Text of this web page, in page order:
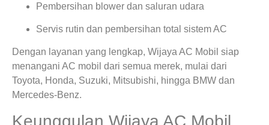
Pembersihan blower dan saluran udara
Servis rutin dan pembersihan total sistem AC
Dengan layanan yang lengkap, Wijaya AC Mobil siap
menangani AC mobil dari semua merek, mulai dari
Toyota, Honda, Suzuki, Mitsubishi, hingga BMW dan
Mercedes-Benz.
Keunggulan Wijaya AC Mobil